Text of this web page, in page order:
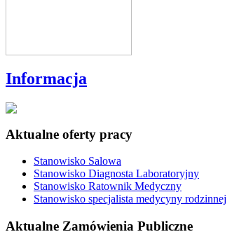
Informacja
Aktualne oferty pracy
Stanowisko Salowa
Stanowisko Diagnosta Laboratoryjny
Stanowisko Ratownik Medyczny
Stanowisko specjalista medycyny rodzinnej
Aktualne Zamówienia Publiczne